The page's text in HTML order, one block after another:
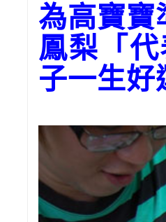
為高寶寶
鳳梨「
子一生好